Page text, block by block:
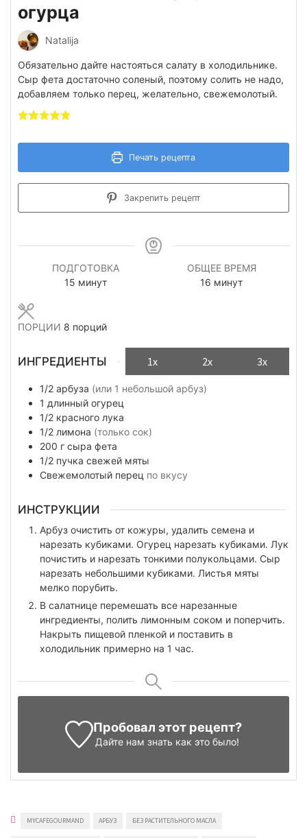
огурца
Natalija
Обязательно дайте настояться салату в холодильнике.
Сыр фета достаточно соленый, поэтому солить не надо,
добавляем только перец, желательно, свежемолотый.
Печать рецепта
Закрепить рецепт
ПОДГОТОВКА
15 минуты
минут
ОБЩЕЕ ВРЕМЯ
16 минуты
минут
ПОРЦИИ 8 порций
ИНГРЕДИЕНТЫ 1x 2x 3x
1/2 арбуза (или 1 небольшой арбуз)
1 длинный огурец
1/2 красного лука
1/2 лимона (только сок)
200 г сыра фета
1/2 пучка свежей мяты
Свежемолотый перец по вкусу
ИНСТРУКЦИИ
Арбуз очистить от кожуры, удалить семена и
нарезать кубиками. Огурец нарезать кубиками. Лук
почистить и нарезать тонкими полукольцами. Сыр
нарезать небольшими кубиками. Листья мяты
мелко порубить.
В салатнице перемешать все нарезанные
ингредиенты, полить лимонным соком и поперчить.
Накрыть пищевой пленкой и поставить в
холодильник примерно на 1 час.
Пробовал этот рецепт?
Дайте нам знать как это было!
MYCAFEGOURMAND АРБУЗ БЕЗ РАСТИТЕЛЬНОГО МАСЛА